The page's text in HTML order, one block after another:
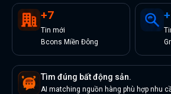
+7
Tin mới
Bcons Miền Đông
+
Tìm đúng bất động sản.
AI matching nguồn hàng phù hợp nhu